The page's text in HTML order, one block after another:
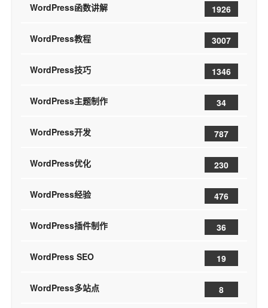
WordPress函数讲解 1926
WordPress教程 3007
WordPress技巧 1346
WordPress主题制作 34
WordPress开发 787
WordPress优化 230
WordPress经验 476
WordPress插件制作 36
WordPress SEO 19
WordPress多站点 8